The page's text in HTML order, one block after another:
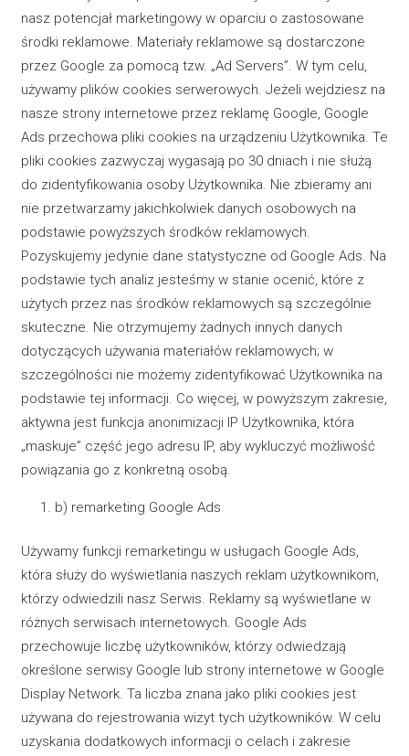
nasz potencjał marketingowy w oparciu o zastosowane
środki reklamowe. Materiały reklamowe są dostarczone
przez Google za pomocą tzw. „Ad Servers”. W tym celu,
używamy plików cookies serwerowych. Jeżeli wejdziesz na
nasze strony internetowe przez reklamę Google, Google
Ads przechowa pliki cookies na urządzeniu Użytkownika. Te
pliki cookies zazwyczaj wygasają po 30 dniach i nie służą
do zidentyfikowania osoby Użytkownika. Nie zbieramy ani
nie przetwarzamy jakichkolwiek danych osobowych na
podstawie powyższych środków reklamowych.
Pozyskujemy jedynie dane statystyczne od Google Ads. Na
podstawie tych analiz jesteśmy w stanie ocenić, które z
użytych przez nas środków reklamowych są szczególnie
skuteczne. Nie otrzymujemy żadnych innych danych
dotyczących używania materiałów reklamowych; w
szczególności nie możemy zidentyfikować Użytkownika na
podstawie tej informacji. Co więcej, w powyższym zakresie,
aktywna jest funkcja anonimizacji IP Użytkownika, która
„maskuje” część jego adresu IP, aby wykluczyć możliwość
powiązania go z konkretną osobą.
b) remarketing Google Ads
Używamy funkcji remarketingu w usługach Google Ads,
która służy do wyświetlania naszych reklam użytkownikom,
którzy odwiedzili nasz Serwis. Reklamy są wyświetlane w
różnych serwisach internetowych. Google Ads
przechowuje liczbę użytkowników, którzy odwiedzają
określone serwisy Google lub strony internetowe w Google
Display Network. Ta liczba znana jako pliki cookies jest
używana do rejestrowania wizyt tych użytkowników. W celu
uzyskania dodatkowych informacji o celach i zakresie